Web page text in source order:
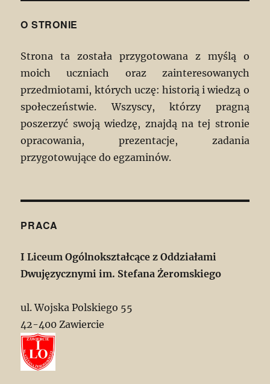
O STRONIE
Strona ta została przygotowana z myślą o
moich uczniach oraz zainteresowanych
przedmiotami, których uczę: historią i wiedzą o
społeczeństwie. Wszyscy, którzy pragną
poszerzyć swoją wiedzę, znajdą na tej stronie
opracowania, prezentacje, zadania
przygotowujące do egzaminów.
PRACA
I Liceum Ogólnokształcące z Oddziałami
Dwujęzycznymi im. Stefana Żeromskiego
ul. Wojska Polskiego 55
42-400 Zawiercie